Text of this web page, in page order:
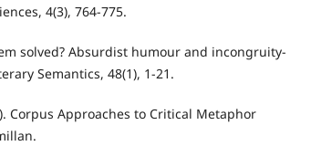
4(3), 764-775.
solved? Absurdist humour and incongruity-
Semantics, 48(1), 1-21.
Corpus Approaches to Critical Metaphor